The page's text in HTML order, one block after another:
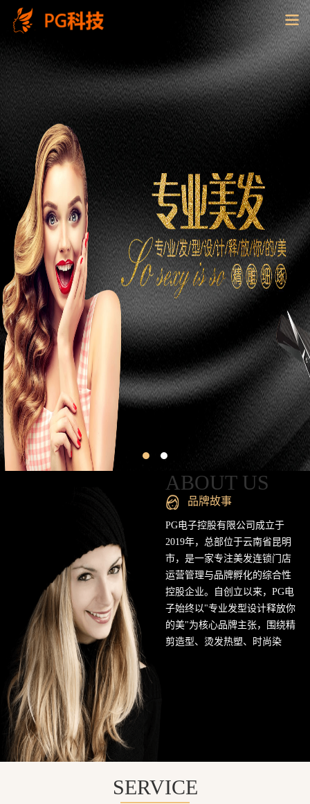
PG
电
子
控
股
有
限
公
司-
云
南
昆
明
专
业
美
发
连
方
网
站
ABOUT US
品牌故事
PG电子控股有限公司成立于
2019年，总部位于云南省昆明
市，是一家专注美发连锁门店
运营管理与品牌孵化的综合性
控股企业。自创立以来，PG电
子始终以"专业发型设计释放你
的美"为核心品牌主张，围绕精
剪造型、烫发热塑、时尚染
SERVICE